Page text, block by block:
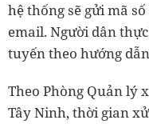
hệ thống sẽ gửi mã
email. Người dân
tuyến theo hướng
Theo Phòng Quản lý
Tây Ninh, thời gian